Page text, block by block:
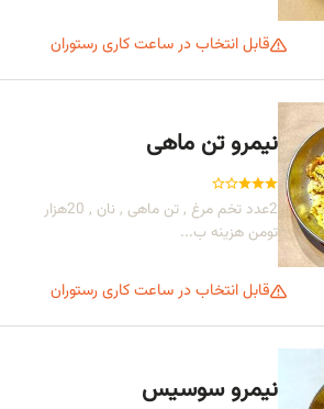
قابل انتخاب در ساعت کاری رستوران
نیمرو تن ماهی
2عدد تخم مرغ , تن ماهی , نان , 20هزار
تومن هزینه ب...
قابل انتخاب در ساعت کاری رستوران
نیمرو سوسیس